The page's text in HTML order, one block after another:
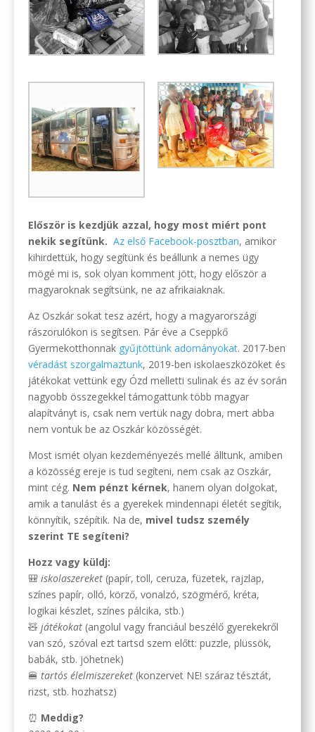
Először is kezdjük azzal, hogy most miért pont
nekik segítünk. Az első Facebook-posztban, amikor
kihirdettük, hogy segítünk és beállunk a nemes ügy
mögé mi is, sok olyan komment jött, hogy először a
magyaroknak segítsünk, ne az afrikaiaknak.
Az Oszkár sokat tesz azért, hogy a magyarországi
rászorulókon is segítsen. Pár éve a Cseppkő
Gyermekotthonnak gyűjtöttünk adományokat. 2017-ben
véradást szorgalmaztunk, 2019-ben iskolaeszközöket és
játékokat vettünk egy Ózd melletti sulinak és az év során
nagyobb összegekkel támogattunk több magyar
alapítványt is, csak nem vertük nagy dobra, mert abba
nem vontuk be az Oszkár közösségét.
Most ismét olyan kezdeményezés mellé álltunk, amiben
a közösség ereje is tud segíteni, nem csak az Oszkár,
mint cég. Nem pénzt kérnek, hanem olyan dolgokat,
amik a tanulást és a gyerekek mindennapi életét segítik,
könnyítik, szépítik. Na de, mivel tudsz személy
szerint TE segíteni?
Hozz vagy küldj:
🎒 iskolaszereket(papír, toll, ceruza, füzetek, rajzlap,
színes papír, olló, körző, vonalzó, szögmérő, kréta,
logikai készlet, színes pálcika, stb.)
🧸 játékokat(angolul vagy franciául beszélő gyerekekről
van szó, szóval ezt tartsd szem előtt: puzzle, plüssök,
babák, stb. jöhetnek)
🍔 tartós élelmiszereket(konzervet NE! száraz tésztát,
rizst, stb. hozhatsz)
⏰ Meddig?